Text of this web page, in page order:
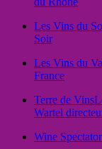
Les Vins du
Soir
Les Vins du
France
Terre de Vins
Wartel
Wine Spectator